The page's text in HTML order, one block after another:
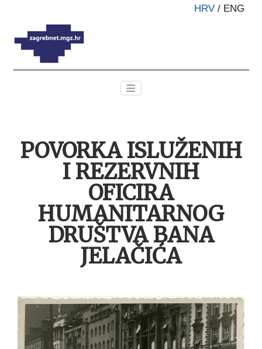
HRV / ENG
POVORKA ISLUŽENIH
I REZERVNIH
OFICIRA
HUMANITARNOG
DRUŠTVA BANA
JELAČIĆA